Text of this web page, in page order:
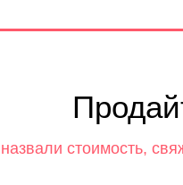
стоимость,